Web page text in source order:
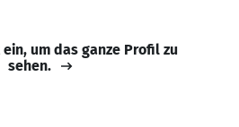
um das ganze Profil zu
sehen.